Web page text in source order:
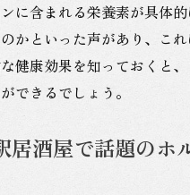
に含まれる栄養素が具体
かといった声があり、これ
健康効果を知っておくと
できるでしょう。
居酒屋で話題のホ